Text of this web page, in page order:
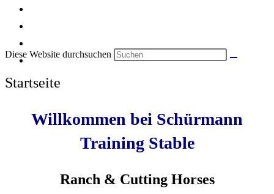
Diese Website durchsuchen
Startseite
Willkommen bei Schürmann
Training Stable
Ranch & Cutting Horses